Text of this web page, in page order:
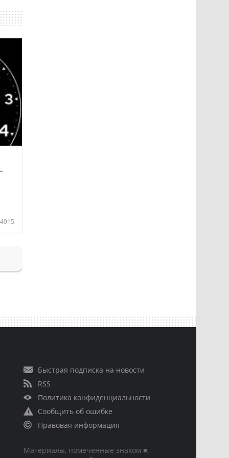
4915
Быстрая подписка на новости
RSS
Политика конфиденциальности
Сообщить об ошибке
Правовая информация
Материалы, помеченные знаком ■,